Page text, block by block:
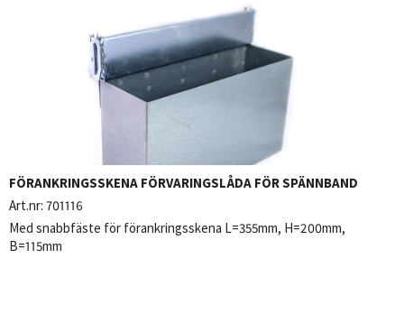
FÖRANKRINGSSKENA FÖRVARINGSLÅDA FÖR SPÄNNBAND
Art.nr: 701116
Med snabbfäste för förankringsskena L=355mm, H=200mm,
B=115mm